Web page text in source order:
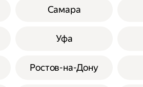
Самара
Уфа
Ростов-на-Дону